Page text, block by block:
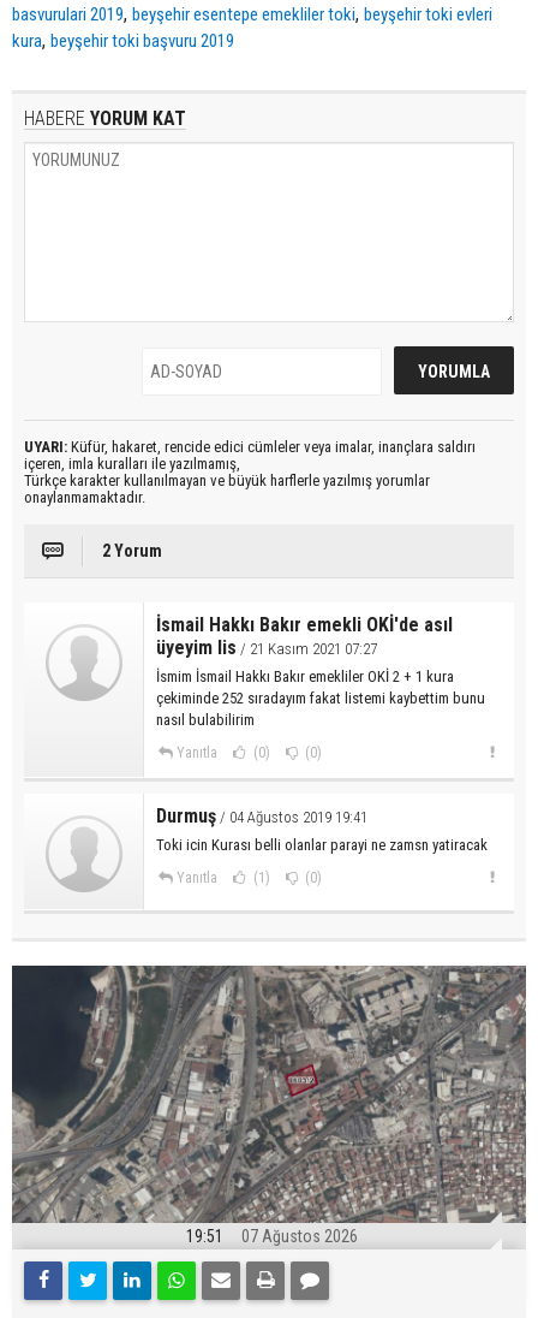
basvurulari 2019, beyşehir esentepe emekliler toki, beyşehir toki evleri
kura, beyşehir toki başvuru 2019
HABERE YORUM KAT
UYARI: Küfür, hakaret, rencide edici cümleler veya imalar, inançlara saldırı
içeren, imla kuralları ile yazılmamış,
Türkçe karakter kullanılmayan ve büyük harflerle yazılmış yorumlar
onaylanmamaktadır.
2 Yorum
İsmail Hakkı Bakır emekli OKİ'de asıl
üyeyim lis / 21 Kasım 2021 07:27
İsmim İsmail Hakkı Bakır emekliler OKİ 2 + 1 kura
çekiminde 252 sıradayım fakat listemi kaybettim bunu
nasıl bulabilirim
Yanıtla (0) (0)
Durmuş / 04 Ağustos 2019 19:41
Toki icin Kurası belli olanlar parayi ne zamsn yatiracak
Yanıtla (1) (0)
19:51 07 Ağustos 2026